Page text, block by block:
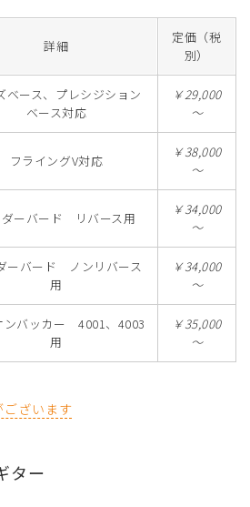
詳細
定価（税
別）
ベース、プレシジション
ベース対応
￥29,000
～
フライングV対応
￥38,000
～
ダーバード リバース用
￥34,000
～
ーバード ノンリバース
用
￥34,000
～
ンバッカー 4001、4003
用
￥35,000
～
ございます
ター